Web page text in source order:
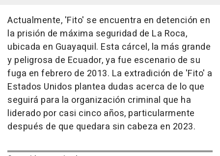
Actualmente, 'Fito' se encuentra en detención en
la prisión de máxima seguridad de La Roca,
ubicada en Guayaquil. Esta cárcel, la más grande
y peligrosa de Ecuador, ya fue escenario de su
fuga en febrero de 2013. La extradición de 'Fito' a
Estados Unidos plantea dudas acerca de lo que
seguirá para la organización criminal que ha
liderado por casi cinco años, particularmente
después de que quedara sin cabeza en 2023.